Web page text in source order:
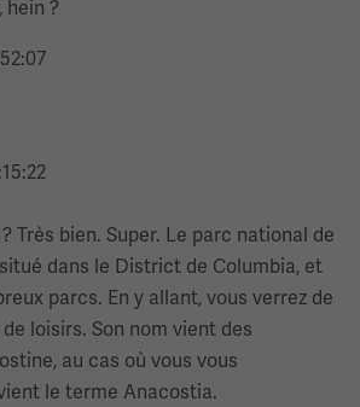
hein ?
Très bien. Super. Le parc national de
dans le District de Columbia, et
parcs. En y allant, vous verrez de
loisirs. Son nom vient des
au cas où vous vous
le terme Anacostia.